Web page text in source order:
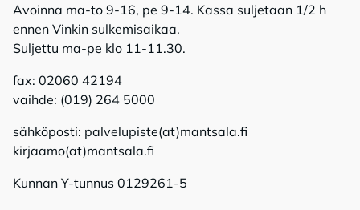
Avoinna ma-to 9-16, pe 9-14. Kassa suljetaan 1/2 h
ennen Vinkin sulkemisaikaa.
Suljettu ma-pe klo 11-11.30.
fax: 02060 42194
vaihde: (019) 264 5000
sähköposti: palvelupiste(at)mantsala.fi
kirjaamo(at)mantsala.fi
Kunnan Y-tunnus 0129261-5